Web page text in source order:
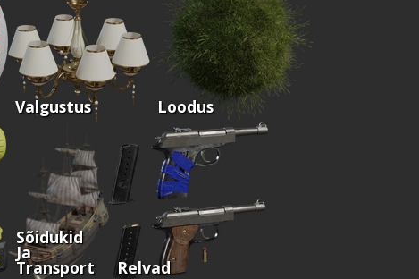
Valgustus Loodus
Sõidukid
Ja
Transport Relvad